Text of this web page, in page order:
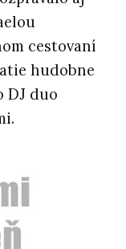
cestovaní
hudobne
DJ duo